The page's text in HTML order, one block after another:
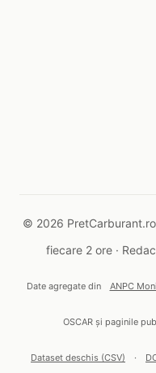
© 2026
fiecare 2 ore ·
Date agregate din ANPC
OSCAR și paginile
Dataset deschis (CSV) ·